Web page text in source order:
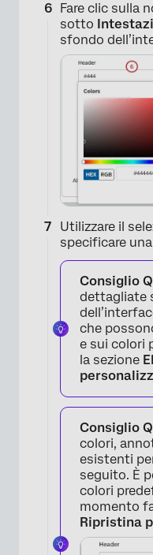
Fare clic sulla
sotto
sfondo
Utilizzare il
specificare
Consiglio
dettagliate
che
e sui colori
la sezione
Consiglio
colori,
esistenti
seguito. È
colori
momento
Ripristina